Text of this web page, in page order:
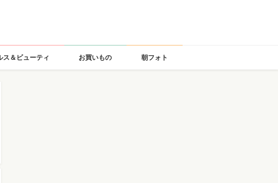
ス＆ビューティ お買いもの 朝フォト